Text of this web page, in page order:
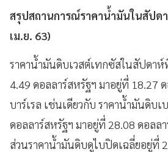
สรุปสถานการณ์ราคาน้ำมันในสัปด
เม.ย. 63)
ราคาน้ำมันดิบเวสต์เทกซัสในสัปดา
4.49 ดอลลาร์สหรัฐฯ มาอยู่ที่ 18.27
บาร์เรล เช่นเดียวกับ ราคาน้ำมันดิบ
ดอลลาร์สหรัฐฯ มาอยู่ที่ 28.08 ดอลล
ส่วนราคาน้ำมันดิบดูไบปิดเฉลี่ยอยู่ที่